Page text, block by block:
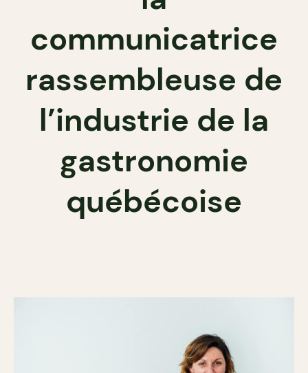
communicatrice
rassembleuse de
l’industrie de la
gastronomie
québécoise